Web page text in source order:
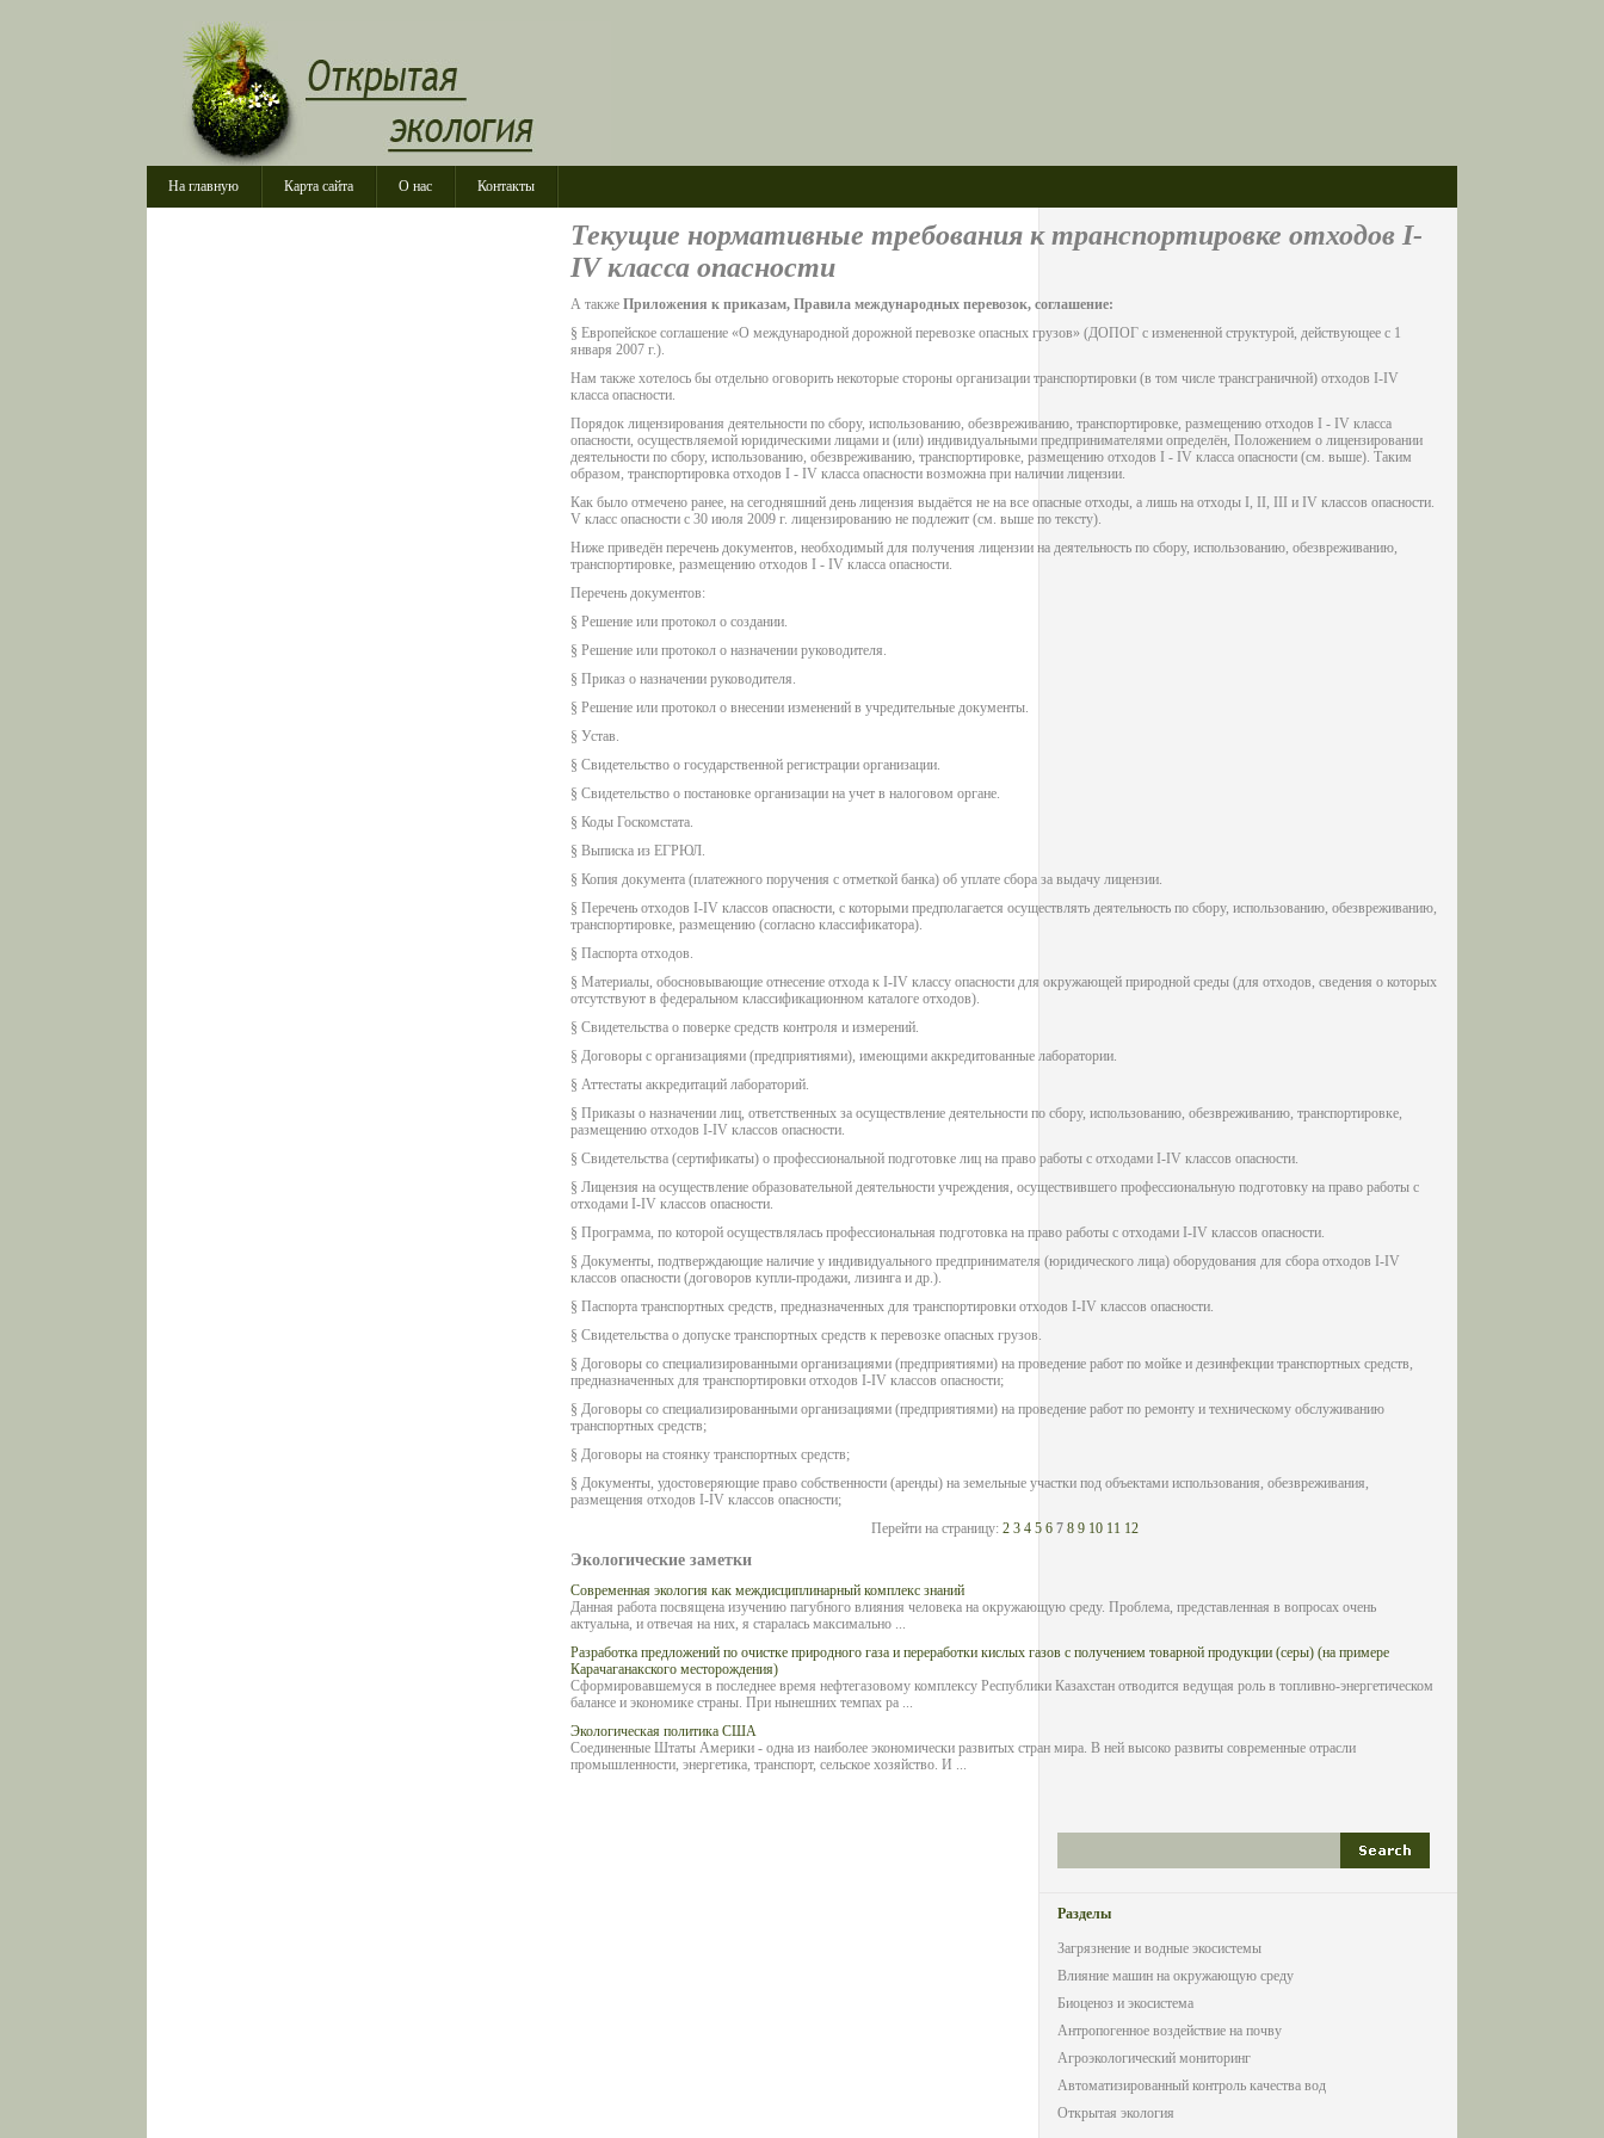
На главную Карта сайта О нас Контакты
Текущие нормативные требования к транспортировке отходов I-
IV класса опасности
А также Приложения к приказам, Правила международных перевозок, соглашение:
§ Европейское соглашение «О международной дорожной перевозке опасных грузов» (ДОПОГ с измененной структурой, действующее с 1
января 2007 г.).
Нам также хотелось бы отдельно оговорить некоторые стороны организации транспортировки (в том числе трансграничной) отходов I-IV
класса опасности.
Порядок лицензирования деятельности по сбору, использованию, обезвреживанию, транспортировке, размещению отходов I - IV класса
опасности, осуществляемой юридическими лицами и (или) индивидуальными предпринимателями определён, Положением о лицензировании
деятельности по сбору, использованию, обезвреживанию, транспортировке, размещению отходов I - IV класса опасности (см. выше). Таким
образом, транспортировка отходов I - IV класса опасности возможна при наличии лицензии.
Как было отмечено ранее, на сегодняшний день лицензия выдаётся не на все опасные отходы, а лишь на отходы I, II, III и IV классов опасности.
V класс опасности с 30 июля 2009 г. лицензированию не подлежит (см. выше по тексту).
Ниже приведён перечень документов, необходимый для получения лицензии на деятельность по сбору, использованию, обезвреживанию,
транспортировке, размещению отходов I - IV класса опасности.
Перечень документов:
§ Решение или протокол о создании.
§ Решение или протокол о назначении руководителя.
§ Приказ о назначении руководителя.
§ Решение или протокол о внесении изменений в учредительные документы.
§ Устав.
§ Свидетельство о государственной регистрации организации.
§ Свидетельство о постановке организации на учет в налоговом органе.
§ Коды Госкомстата.
§ Выписка из ЕГРЮЛ.
§ Копия документа (платежного поручения с отметкой банка) об уплате сбора за выдачу лицензии.
§ Перечень отходов I-IV классов опасности, с которыми предполагается осуществлять деятельность по сбору, использованию, обезвреживанию,
транспортировке, размещению (согласно классификатора).
§ Паспорта отходов.
§ Материалы, обосновывающие отнесение отхода к I-IV классу опасности для окружающей природной среды (для отходов, сведения о которых
отсутствуют в федеральном классификационном каталоге отходов).
§ Свидетельства о поверке средств контроля и измерений.
§ Договоры с организациями (предприятиями), имеющими аккредитованные лаборатории.
§ Аттестаты аккредитаций лабораторий.
§ Приказы о назначении лиц, ответственных за осуществление деятельности по сбору, использованию, обезвреживанию, транспортировке,
размещению отходов I-IV классов опасности.
§ Свидетельства (сертификаты) о профессиональной подготовке лиц на право работы с отходами I-IV классов опасности.
§ Лицензия на осуществление образовательной деятельности учреждения, осуществившего профессиональную подготовку на право работы с
отходами I-IV классов опасности.
§ Программа, по которой осуществлялась профессиональная подготовка на право работы с отходами I-IV классов опасности.
§ Документы, подтверждающие наличие у индивидуального предпринимателя (юридического лица) оборудования для сбора отходов I-IV
классов опасности (договоров купли-продажи, лизинга и др.).
§ Паспорта транспортных средств, предназначенных для транспортировки отходов I-IV классов опасности.
§ Свидетельства о допуске транспортных средств к перевозке опасных грузов.
§ Договоры со специализированными организациями (предприятиями) на проведение работ по мойке и дезинфекции транспортных средств,
предназначенных для транспортировки отходов I-IV классов опасности;
§ Договоры со специализированными организациями (предприятиями) на проведение работ по ремонту и техническому обслуживанию
транспортных средств;
§ Договоры на стоянку транспортных средств;
§ Документы, удостоверяющие право собственности (аренды) на земельные участки под объектами использования, обезвреживания,
размещения отходов I-IV классов опасности;
Перейти на страницу: 2 3 4 5 6 7 8 9 10 11 12
Экологические заметки
Современная экология как междисциплинарный комплекс знаний
Данная работа посвящена изучению пагубного влияния человека на окружающую среду. Проблема, представленная в вопросах очень
актуальна, и отвечая на них, я старалась максимально ...
Разработка предложений по очистке природного газа и переработки кислых газов с получением товарной продукции (серы) (на примере
Карачаганакского месторождения)
Сформировавшемуся в последнее время нефтегазовому комплексу Республики Казахстан отводится ведущая роль в топливно-энергетическом
балансе и экономике страны. При нынешних темпах ра ...
Экологическая политика США
Соединенные Штаты Америки - одна из наиболее экономически развитых стран мира. В ней высоко развиты современные отрасли
промышленности, энергетика, транспорт, сельское хозяйство. И ...
Разделы
Загрязнение и водные экосистемы
Влияние машин на окружающую среду
Биоценоз и экосистема
Антропогенное воздействие на почву
Агроэкологический мониторинг
Автоматизированный контроль качества вод
Открытая экология